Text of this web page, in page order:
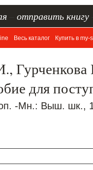
отправить книгу
Весь каталог Купить в my-
для
-Мн.: Выш. шк.,